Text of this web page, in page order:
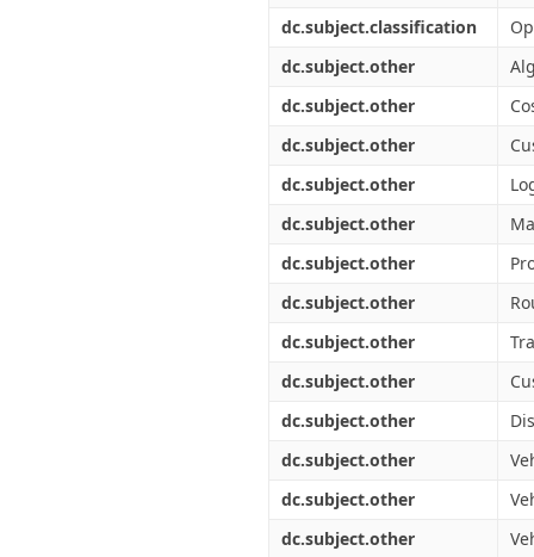
dc.subject.classification
dc.subject.other
dc.subject.other
dc.subject.other
dc.subject.other
dc.subject.other
dc.subject.other
dc.subject.other
dc.subject.other
dc.subject.other
dc.subject.other
dc.subject.other
dc.subject.other
dc.subject.other